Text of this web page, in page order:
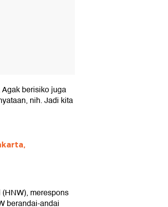
berisiko juga
nih. Jadi kita
merespons
berandai-andai